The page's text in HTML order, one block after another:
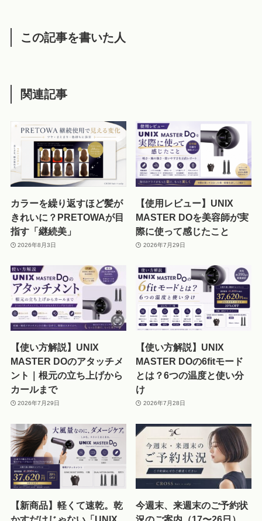
この記事を書いた人
関連記事
カラーを繰り返すほど髪が
きれいに？PRETOWAが目
指す「継続美」
2026年8月3日
【使用レビュー】UNIX
MASTER DOを美容師が実
際に使って感じたこと
2026年7月29日
【使い方解説】UNIX
MASTER DOのアタッチメ
ント｜根元の立ち上げから
カールまで
2026年7月29日
【使い方解説】UNIX
MASTER DOの6fitモード
とは？6つの温度と使い分
け
2026年7月28日
【新商品】軽くて速乾。乾
今週末、来週末のご予約状